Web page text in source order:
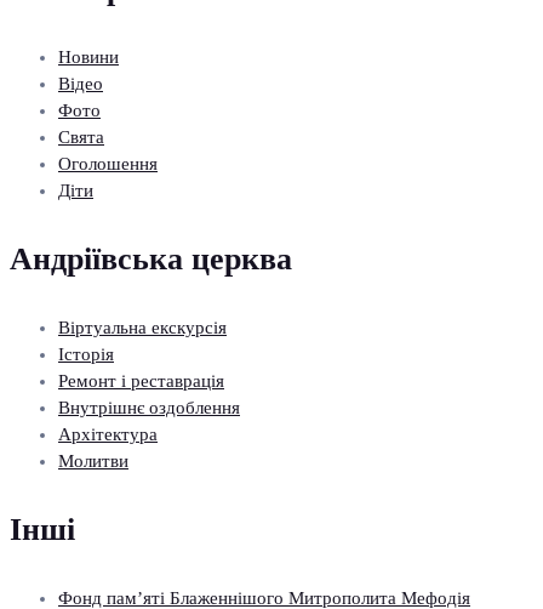
Новини
Відео
Фото
Свята
Оголошення
Діти
Андріївська церква
Віртуальна екскурсія
Історія
Ремонт і реставрація
Внутрішнє оздоблення
Архітектура
Молитви
Інші
Фонд пам’яті Блаженнішого Митрополита Мефодія